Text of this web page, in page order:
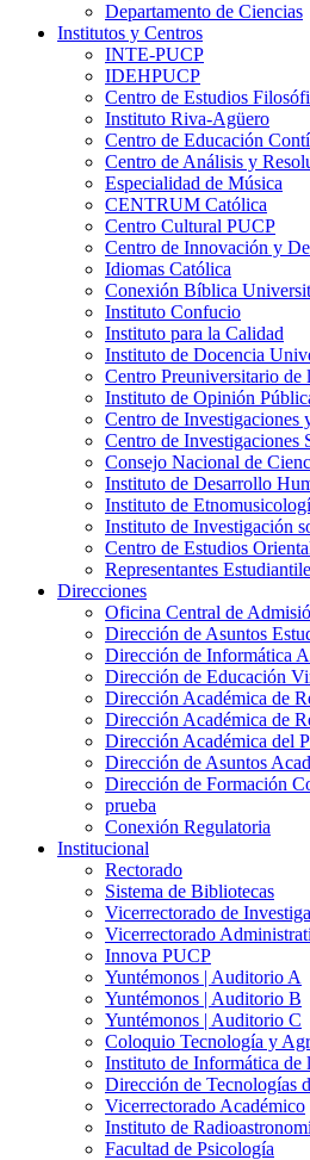
Departamento de Ciencias
Institutos y Centros
INTE-PUCP
IDEHPUCP
Centro de Estudios
Instituto Riva-Agüero
Centro de Educación
Centro de Análisis y
Especialidad de Música
CENTRUM Católica
Centro Cultural PUCP
Centro de Innovación y
Idiomas Católica
Conexión Bíblica
Instituto Confucio
Instituto para la Calidad
Instituto de Docencia
Centro Preuniversitario
Instituto de Opinión
Centro de Investigaciones
Centro de
Consejo Nacional de
Instituto de Desarrollo
Instituto de
Instituto de Investigación
Centro de Estudios
Representantes
Direcciones
Oficina Central de
Dirección de Asuntos
Dirección de Informática
Dirección de Educación
Dirección Académica de
Dirección Académica de
Dirección Académica del
Dirección de Asuntos
Dirección de Formación
prueba
Conexión Regulatoria
Institucional
Rectorado
Sistema de Bibliotecas
Vicerrectorado de
Vicerrectorado
Innova PUCP
Yuntémonos | Auditorio A
Yuntémonos | Auditorio B
Yuntémonos | Auditorio C
Coloquio Tecnología y
Instituto de Informática de
Dirección de Tecnologías
Vicerrectorado Académico
Instituto de
Facultad de Psicología